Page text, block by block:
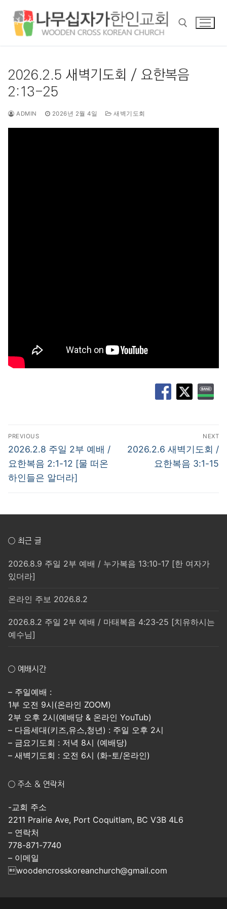
2026.2.5 새벽기도회 / 요한복음
2:13-25
ADMIN 2026년 2월 4일 새벽기도회
글
탐
색
PREVIOUS
Previous
post:
2026.2.8 주일 2부 예배 /
요한복음 2:1-12 [물 떠온
하인들은 알더라]
NEXT
Next
2026.2.6 새벽기도회 /
요한복음 3:1-15
○ 최근 글
2026.8.9 주일 2부 예배 / 누가복음 13:10-17 [한 여자가
있더라]
온라인 주보 2026.8.2
2026.8.2 주일 2부 예배 / 마태복음 4:23-25 [치유하시는
예수님]
○ 예배시간
– 주일예배 :
1부 오전 9시(온라인 ZOOM)
2부 오후 2시(예배당 & 온라인 YouTub)
– 다음세대(키즈,유스,청년) : 주일 오후 2시
– 금요기도회 : 저녁 8시 (예배당)
– 새벽기도회 : 오전 6시 (화-토/온라인)
○ 주소 & 연락처
-교회 주소
2211 Prairie Ave, Port Coquitlam, BC V3B 4L6
– 연락처
778-871-7740
– 이메일
woodencrosskoreanchurch@gmail.com